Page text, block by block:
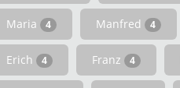
Maria 4 Manfred 4
Erich 4 Franz 4